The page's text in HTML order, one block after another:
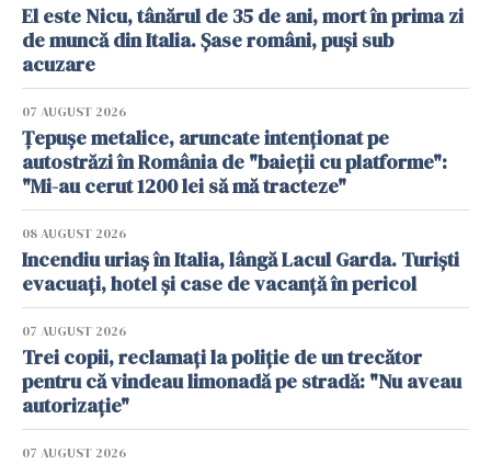
El este Nicu, tânărul de 35 de ani, mort în prima zi
de muncă din Italia. Șase români, puși sub
acuzare
07 AUGUST 2026
Țepușe metalice, aruncate intenționat pe
autostrăzi în România de "baieții cu platforme":
"Mi-au cerut 1200 lei să mă tracteze"
08 AUGUST 2026
Incendiu uriaș în Italia, lângă Lacul Garda. Turiști
evacuați, hotel și case de vacanță în pericol
07 AUGUST 2026
Trei copii, reclamați la poliție de un trecător
pentru că vindeau limonadă pe stradă: "Nu aveau
autorizație"
07 AUGUST 2026